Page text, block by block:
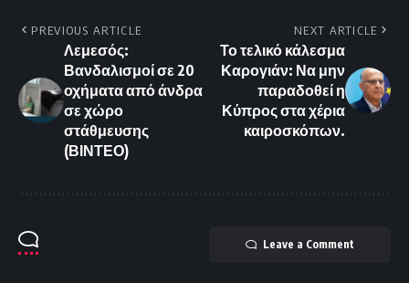
PREVIOUS ARTICLE
Λεμεσός:
Βανδαλισμοί σε 20
οχήματα από άνδρα
σε χώρο
στάθμευσης
(ΒΙΝΤΕΟ)
NEXT ARTICLE
Το τελικό κάλεσμα
Καρογιάν: Να μην
παραδοθεί η
Κύπρος στα χέρια
καιροσκόπων.
Leave a Comment